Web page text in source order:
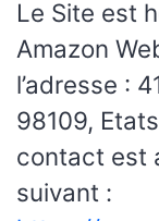
Le Site est
Amazon
l’adresse :
98109,
contact est
suivant :